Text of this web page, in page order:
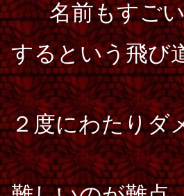
名前もすご
するという飛び
２度にわたりダ